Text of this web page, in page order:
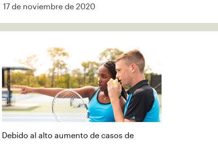
17 de noviembre de 2020
Debido al alto aumento de casos de